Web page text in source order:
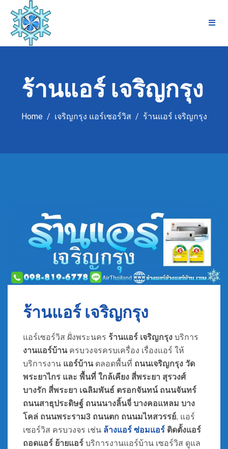
content
ร้านแอร์ เจริญกรุง
Home เจริญกรุง แอร์เซอร์วิส ร้านแอร์ เจริญกรุง
ร้านแอร์ เจริญกรุง
แอร์เซอร์วิส ฝั่งพระนคร ร้านแอร์ เจริญกรุง บริการ
งานแอร์บ้านครบวงจรครบเครื่อง เรื่องแอร์ ให้
บริการงาน แอร์บ้านตลอดพื้นที่ ถนนเจริญกรุง วัด
พระยาไกร และ พื้นที่ ใกล้เคียง สี่พระยา สุรวงศ์
บางรัก สี่พระยา เฉลิมพันธ์ ตรอกจันทน์ ถนนจันทร์
ถนนสาธุประดิษฐ์ ถนนนางลิ้นจี่ บางคอแหลม บาง
โคล่ ถนนพระราม3 ถนนตก ถนนมไหสวรรย์. แอร์
เซอร์วิส ครบวงจร เช่น ล้างแอร์ ซ่อมแอร์ ติดตั้งแอร์
ถอดแอร์ ย้ายแอร์ บริการงานแอร์บ้าน เซอร์วิส ดูแล